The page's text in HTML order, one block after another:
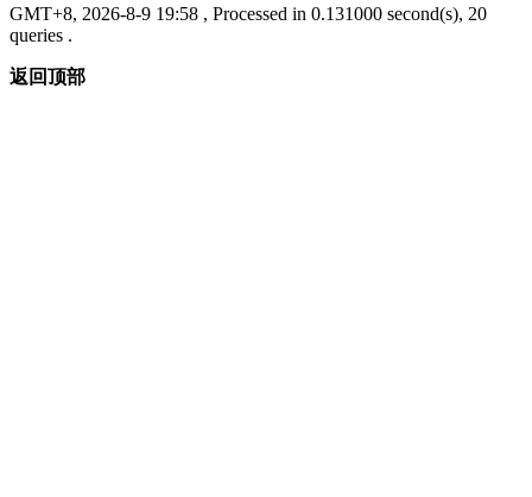
GMT+8, 2026-8-9 19:58 , Processed in 0.131000 second(s), 20
queries .
返回顶部